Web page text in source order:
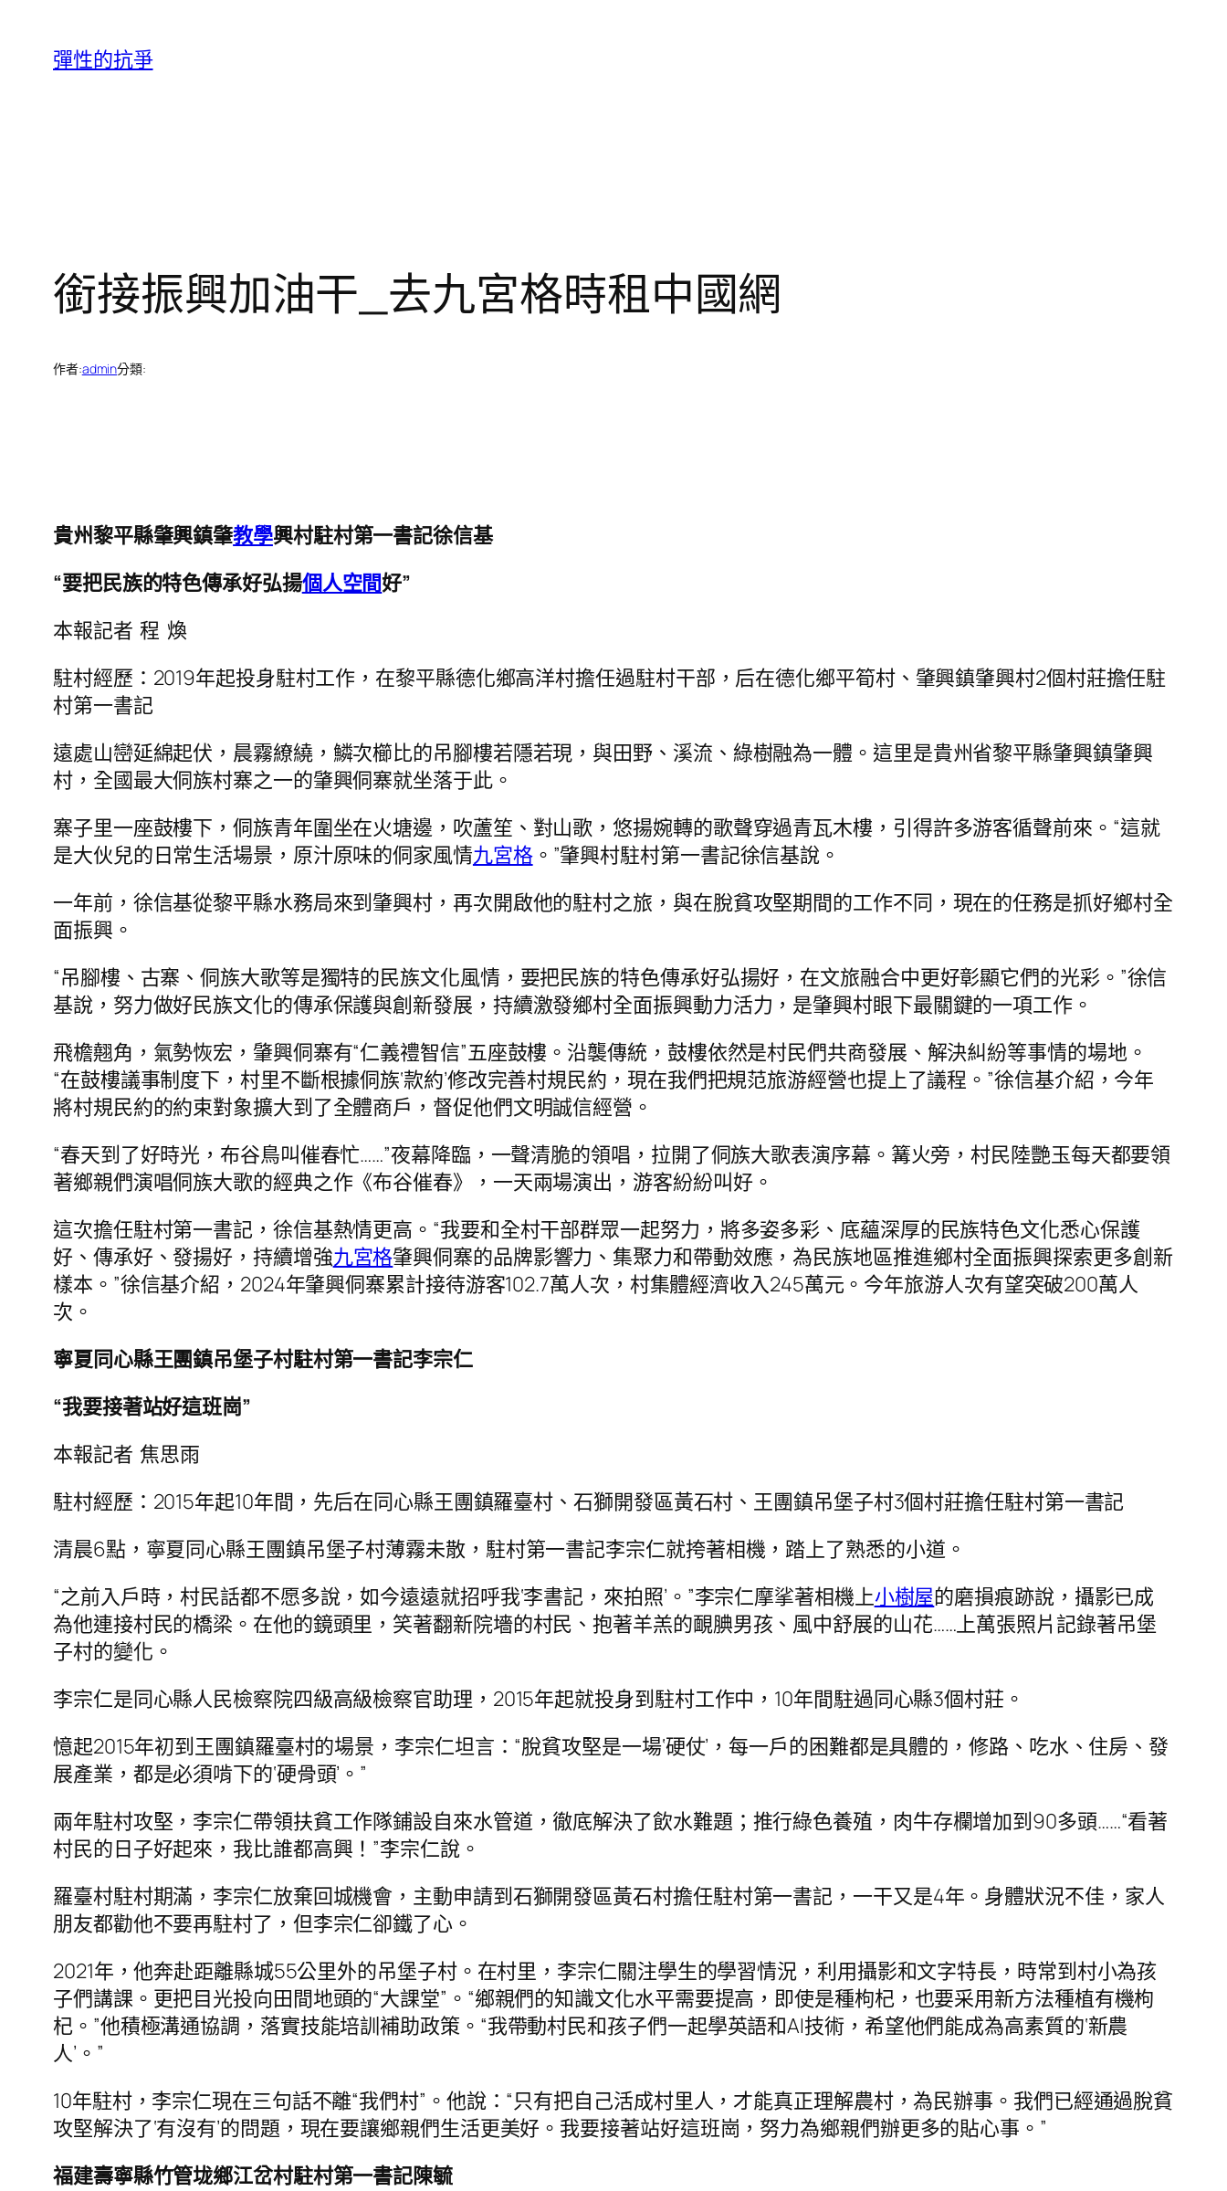
彈性的抗爭
銜接振興加油干_去九宮格時租中國網
作者:admin分類:
貴州黎平縣肇興鎮肇教學興村駐村第一書記徐信基
“要把民族的特色傳承好弘揚個人空間好”
本報記者 程 煥
駐村經歷：2019年起投身駐村工作，在黎平縣德化鄉高洋村擔任過駐村干部，后在德化鄉平筍村、肇興鎮肇興村2個村莊擔任駐
村第一書記
遠處山巒延綿起伏，晨霧繚繞，鱗次櫛比的吊腳樓若隱若現，與田野、溪流、綠樹融為一體。這里是貴州省黎平縣肇興鎮肇興
村，全國最大侗族村寨之一的肇興侗寨就坐落于此。
寨子里一座鼓樓下，侗族青年圍坐在火塘邊，吹蘆笙、對山歌，悠揚婉轉的歌聲穿過青瓦木樓，引得許多游客循聲前來。“這就
是大伙兒的日常生活場景，原汁原味的侗家風情九宮格。”肇興村駐村第一書記徐信基說。
一年前，徐信基從黎平縣水務局來到肇興村，再次開啟他的駐村之旅，與在脫貧攻堅期間的工作不同，現在的任務是抓好鄉村全
面振興。
“吊腳樓、古寨、侗族大歌等是獨特的民族文化風情，要把民族的特色傳承好弘揚好，在文旅融合中更好彰顯它們的光彩。”徐信
基說，努力做好民族文化的傳承保護與創新發展，持續激發鄉村全面振興動力活力，是肇興村眼下最關鍵的一項工作。
飛檐翹角，氣勢恢宏，肇興侗寨有“仁義禮智信”五座鼓樓。沿襲傳統，鼓樓依然是村民們共商發展、解決糾紛等事情的場地。
“在鼓樓議事制度下，村里不斷根據侗族‘款約’修改完善村規民約，現在我們把規范旅游經營也提上了議程。”徐信基介紹，今年
將村規民約的約束對象擴大到了全體商戶，督促他們文明誠信經營。
“春天到了好時光，布谷鳥叫催春忙……”夜幕降臨，一聲清脆的領唱，拉開了侗族大歌表演序幕。篝火旁，村民陸艷玉每天都要領
著鄉親們演唱侗族大歌的經典之作《布谷催春》，一天兩場演出，游客紛紛叫好。
這次擔任駐村第一書記，徐信基熱情更高。“我要和全村干部群眾一起努力，將多姿多彩、底蘊深厚的民族特色文化悉心保護
好、傳承好、發揚好，持續增強九宮格肇興侗寨的品牌影響力、集聚力和帶動效應，為民族地區推進鄉村全面振興探索更多創新
樣本。”徐信基介紹，2024年肇興侗寨累計接待游客102.7萬人次，村集體經濟收入245萬元。今年旅游人次有望突破200萬人
次。
寧夏同心縣王團鎮吊堡子村駐村第一書記李宗仁
“我要接著站好這班崗”
本報記者 焦思雨
駐村經歷：2015年起10年間，先后在同心縣王團鎮羅臺村、石獅開發區黃石村、王團鎮吊堡子村3個村莊擔任駐村第一書記
清晨6點，寧夏同心縣王團鎮吊堡子村薄霧未散，駐村第一書記李宗仁就挎著相機，踏上了熟悉的小道。
“之前入戶時，村民話都不愿多說，如今遠遠就招呼我‘李書記，來拍照’。”李宗仁摩挲著相機上小樹屋的磨損痕跡說，攝影已成
為他連接村民的橋梁。在他的鏡頭里，笑著翻新院墻的村民、抱著羊羔的靦腆男孩、風中舒展的山花……上萬張照片記錄著吊堡
子村的變化。
李宗仁是同心縣人民檢察院四級高級檢察官助理，2015年起就投身到駐村工作中，10年間駐過同心縣3個村莊。
憶起2015年初到王團鎮羅臺村的場景，李宗仁坦言：“脫貧攻堅是一場‘硬仗’，每一戶的困難都是具體的，修路、吃水、住房、發
展產業，都是必須啃下的‘硬骨頭’。”
兩年駐村攻堅，李宗仁帶領扶貧工作隊鋪設自來水管道，徹底解決了飲水難題；推行綠色養殖，肉牛存欄增加到90多頭……“看著
村民的日子好起來，我比誰都高興！”李宗仁說。
羅臺村駐村期滿，李宗仁放棄回城機會，主動申請到石獅開發區黃石村擔任駐村第一書記，一干又是4年。身體狀況不佳，家人
朋友都勸他不要再駐村了，但李宗仁卻鐵了心。
2021年，他奔赴距離縣城55公里外的吊堡子村。在村里，李宗仁關注學生的學習情況，利用攝影和文字特長，時常到村小為孩
子們講課。更把目光投向田間地頭的“大課堂”。“鄉親們的知識文化水平需要提高，即使是種枸杞，也要采用新方法種植有機枸
杞。”他積極溝通協調，落實技能培訓補助政策。“我帶動村民和孩子們一起學英語和AI技術，希望他們能成為高素質的‘新農
人’。”
10年駐村，李宗仁現在三句話不離“我們村”。他說：“只有把自己活成村里人，才能真正理解農村，為民辦事。我們已經通過脫貧
攻堅解決了‘有沒有’的問題，現在要讓鄉親們生活更美好。我要接著站好這班崗，努力為鄉親們辦更多的貼心事。”
福建壽寧縣竹管垅鄉江岔村駐村第一書記陳毓